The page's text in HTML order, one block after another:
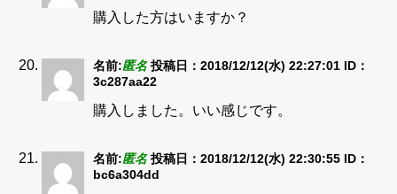
購入した方はいますか？
名前:匿名 投稿日：2018/12/12(水) 22:27:01 ID：
3c287aa22
購入しました。いい感じです。
名前:匿名 投稿日：2018/12/12(水) 22:30:55 ID：
bc6a304dd